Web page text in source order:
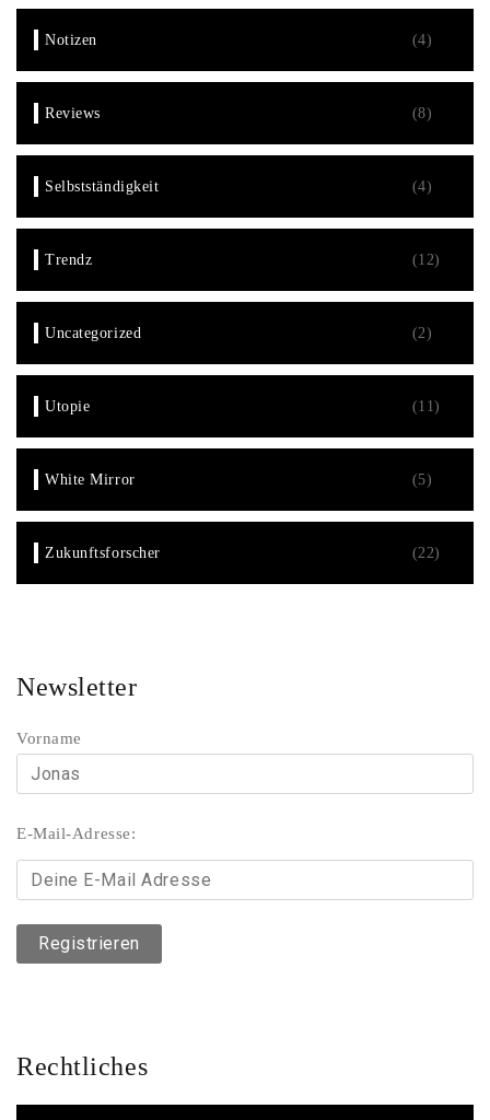
Notizen (4)
Reviews (8)
Selbstständigkeit (4)
Trendz (12)
Uncategorized (2)
Utopie (11)
White Mirror (5)
Zukunftsforscher (22)
Newsletter
Vorname
E-Mail-Adresse:
Rechtliches